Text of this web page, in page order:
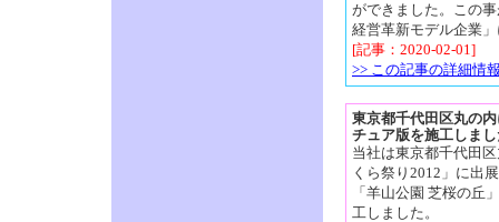
ができました。この
経営革新モデル企業
[記事：2020-02-01]
>> この記事の詳細情
東京都千代田区丸の
チュア版を施工しま
当社は東京都千代田
くら祭り2012」に出
「羊山公園 芝桜の丘
工しました。